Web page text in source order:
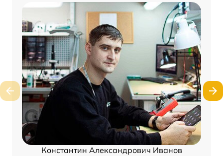
Константин Александрович Иванов